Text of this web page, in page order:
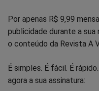
Por apenas R$ 9,99
publicidade durante a
o conteúdo da Revista A
É simples. É fácil. É
agora a sua assinatura: